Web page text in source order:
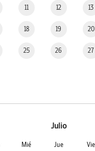
11 12 13
18 19 20
25 26 27
Julio
Mié Jue Vie